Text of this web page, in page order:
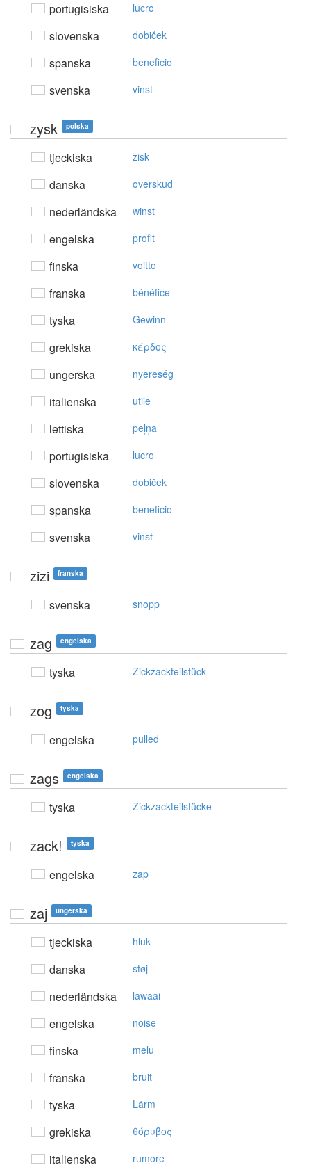
portugisiska lucro
slovenska dobiček
spanska beneficio
svenska vinst
zysk polska
tjeckiska zisk
danska overskud
nederländska winst
engelska profit
finska voitto
franska bénéfice
tyska Gewinn
grekiska κέρδoς
ungerska nyereség
italienska utile
lettiska peļņa
portugisiska lucro
slovenska dobiček
spanska beneficio
svenska vinst
zizi franska
svenska snopp
zag engelska
tyska Zickzackteilstück
zog tyska
engelska pulled
zags engelska
tyska Zickzackteilstücke
zack! tyska
engelska zap
zaj ungerska
tjeckiska hluk
danska støj
nederländska lawaai
engelska noise
finska melu
franska bruit
tyska Lärm
grekiska θόρυβoς
italienska rumore